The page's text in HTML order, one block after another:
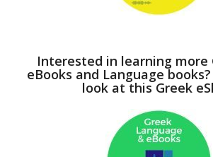
Interested in learning more
eBooks and Language
look at this Greek